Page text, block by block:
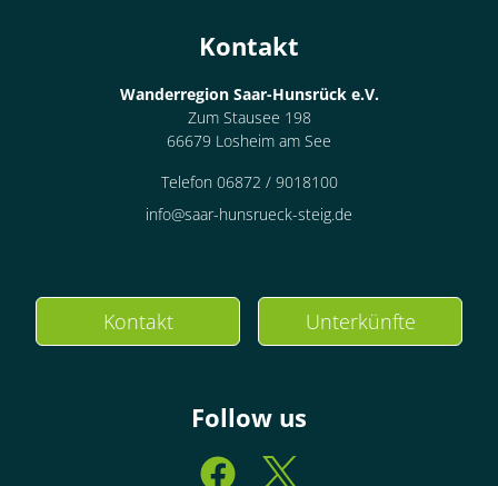
Kontakt
Wanderregion Saar-Hunsrück e.V.
Zum Stausee 198
66679 Losheim am See
Telefon 06872 / 9018100
info@saar-hunsrueck-steig.de
Kontakt Unterkünfte
Follow us